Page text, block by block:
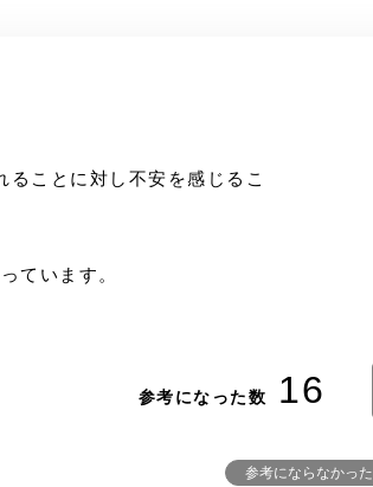
ことに対し不安を感じるこ
ています。
参考になった数 16
参考にならなかった